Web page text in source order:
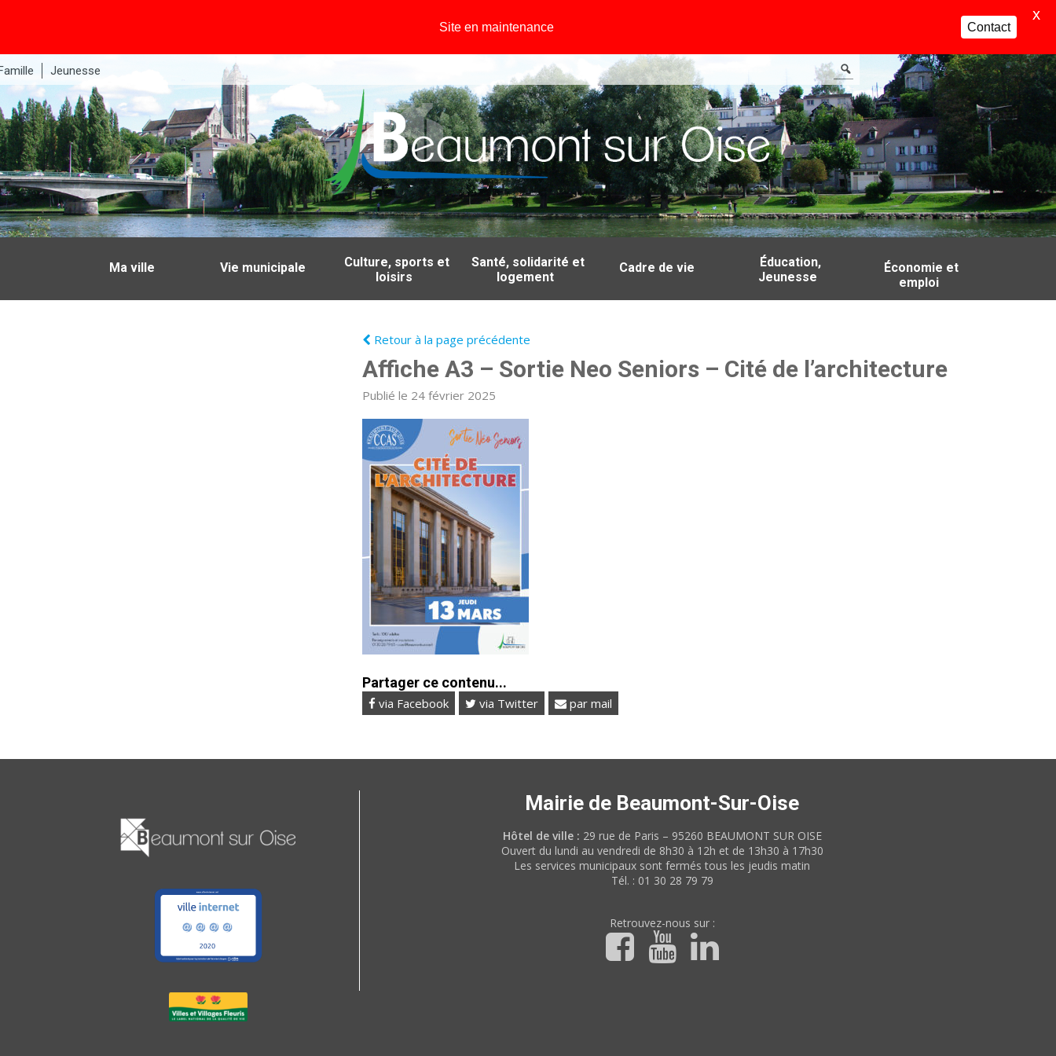
Jeunesse
Ma ville Vie municipale
Culture, sports et
loisirs
Santé, solidarité et
logement
Cadre de vie
Éducation,
Jeunesse
Économie et
emploi
Retour à la page précédente
Affiche A3 – Sortie Neo Seniors – Cité de l’architecture
Publié le 24 février 2025
Partager ce contenu...
via Facebook via Twitter par mail
Mairie de Beaumont-Sur-Oise
Hôtel de ville : 29 rue de Paris – 95260 BEAUMONT SUR OISE
Ouvert du lundi au vendredi de 8h30 à 12h et de 13h30 à 17h30
Les services municipaux sont fermés tous les jeudis matin
Tél. : 01 30 28 79 79
Retrouvez-nous sur :
Site en maintenance Contact
X